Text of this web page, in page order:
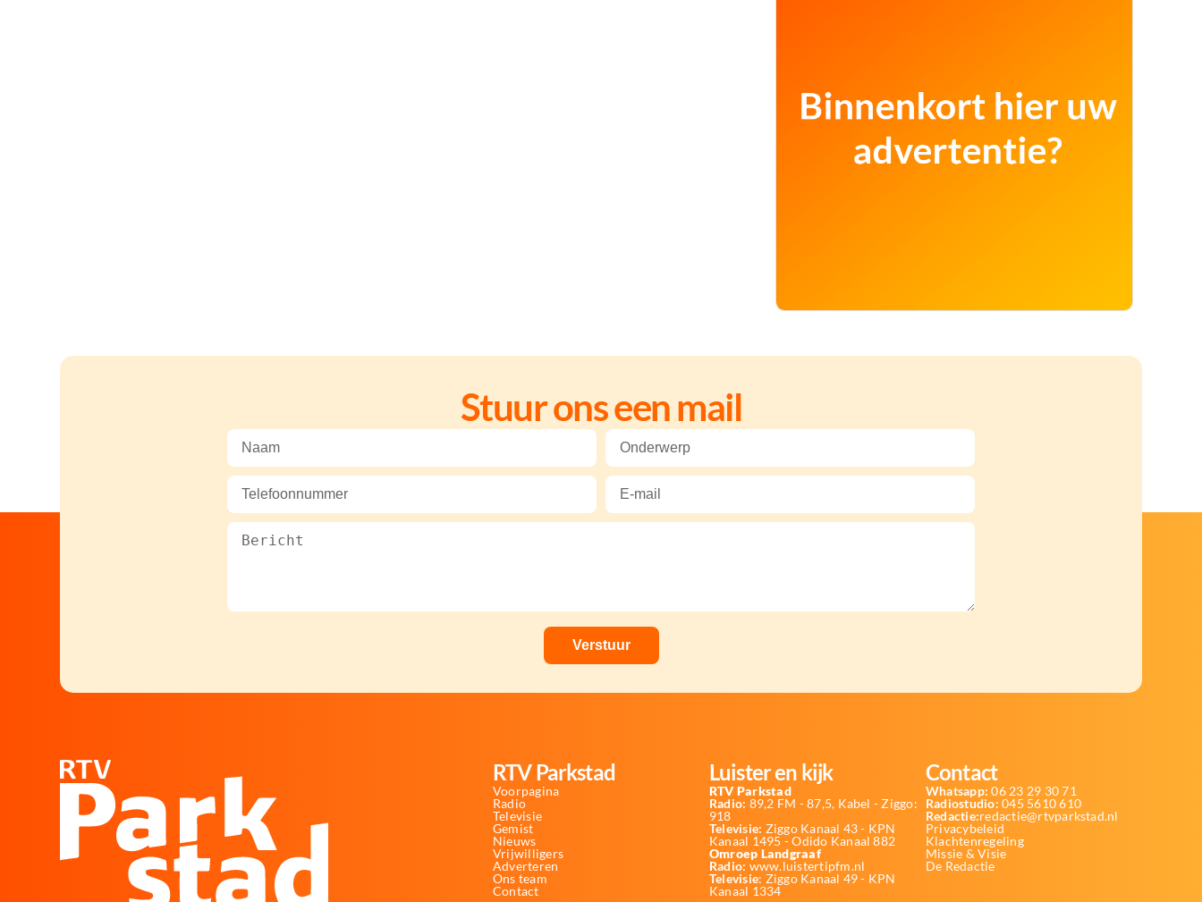
Stuur ons een mail
RTV Parkstad
Voorpagina
Radio
Televisie
Gemist
Nieuws
Vrijwilligers
Adverteren
Ons team
Contact
Luister en kijk
RTV Parkstad
Radio: 89,2 FM - 87,5, Kabel - Ziggo:
918
Televisie: Ziggo Kanaal 43 - KPN
Kanaal 1495 - Odido Kanaal 882
Omroep Landgraaf
Radio: www.luistertipfm.nl
Televisie: Ziggo Kanaal 49 - KPN
Kanaal 1334
Contact
Whatsapp: 06 23 29 30 71
Radiostudio: 045 5610 610
Redactie:redactie@rtvparkstad.nl
Privacybeleid
Klachtenregeling
Missie & Visie
De Redactie